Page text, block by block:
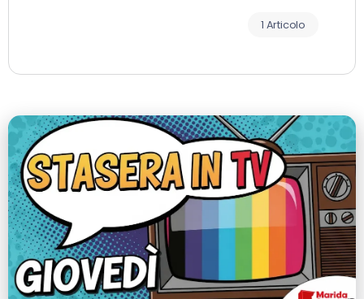
1 Articolo